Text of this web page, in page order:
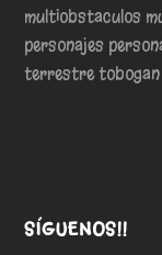
multiobstaculos
personajes
terrestre tobogan
SÍGUENOS!!